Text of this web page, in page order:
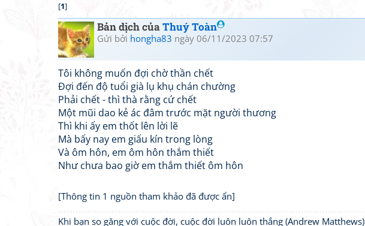
[1]
Bản dịch củaThuý Toàn
Gửi bởi hongha83 ngày 06/11/2023 07:57
Tôi không muốn đợi chờ thần chết
Đợi đến độ tuổi già lụ khụ chán chường
Phải chết - thì thà rằng cứ chết
Một mũi dao kẻ ác đâm trước mặt người thương
Thì khi ấy em thốt lên lời lẽ
Mà bấy nay em giấu kín trong lòng
Và ôm hôn, em ôm hôn thắm thiết
Như chưa bao giờ em thắm thiết ôm hôn
[Thông tin 1 nguồn tham khảo đã được ẩn]
Khi bạn so găng với cuộc đời, cuộc đời luôn luôn thắng (Andrew Matthews)